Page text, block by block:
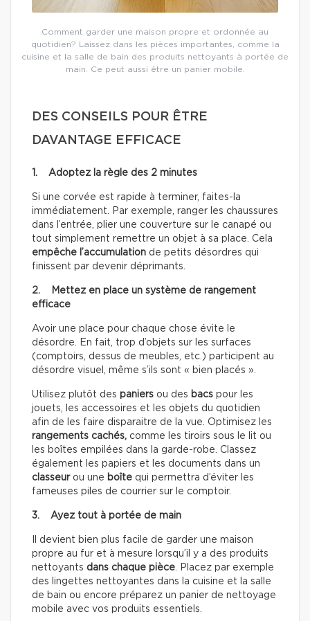
Comment garder une maison propre et ordonnée au
quotidien? Laissez dans les pièces importantes, comme la
cuisine et la salle de bain des produits nettoyants à portée de
main. Ce peut aussi être un panier mobile.
DES CONSEILS POUR ÊTRE
DAVANTAGE EFFICACE
1. Adoptez la règle des 2 minutes
Si une corvée est rapide à terminer, faites-la
immédiatement. Par exemple, ranger les chaussures
dans l’entrée, plier une couverture sur le canapé ou
tout simplement remettre un objet à sa place. Cela
empêche l’accumulation de petits désordres qui
finissent par devenir déprimants.
2. Mettez en place un système de rangement
efficace
Avoir une place pour chaque chose évite le
désordre. En fait, trop d’objets sur les surfaces
(comptoirs, dessus de meubles, etc.) participent au
désordre visuel, même s’ils sont « bien placés ».
Utilisez plutôt des paniers ou des bacs pour les
jouets, les accessoires et les objets du quotidien
afin de les faire disparaitre de la vue. Optimisez les
rangements cachés, comme les tiroirs sous le lit ou
les boîtes empilées dans la garde-robe. Classez
également les papiers et les documents dans un
classeurou une boîte qui permettra d’éviter les
fameuses piles de courrier sur le comptoir.
3. Ayez tout à portée de main
Il devient bien plus facile de garder une maison
propre au fur et à mesure lorsqu’il y a des produits
nettoyants dans chaque pièce. Placez par exemple
des lingettes nettoyantes dans la cuisine et la salle
de bain ou encore préparez un panier de nettoyage
mobile avec vos produits essentiels.